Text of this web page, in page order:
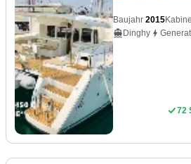
Baujahr 2015
Dinghy
72